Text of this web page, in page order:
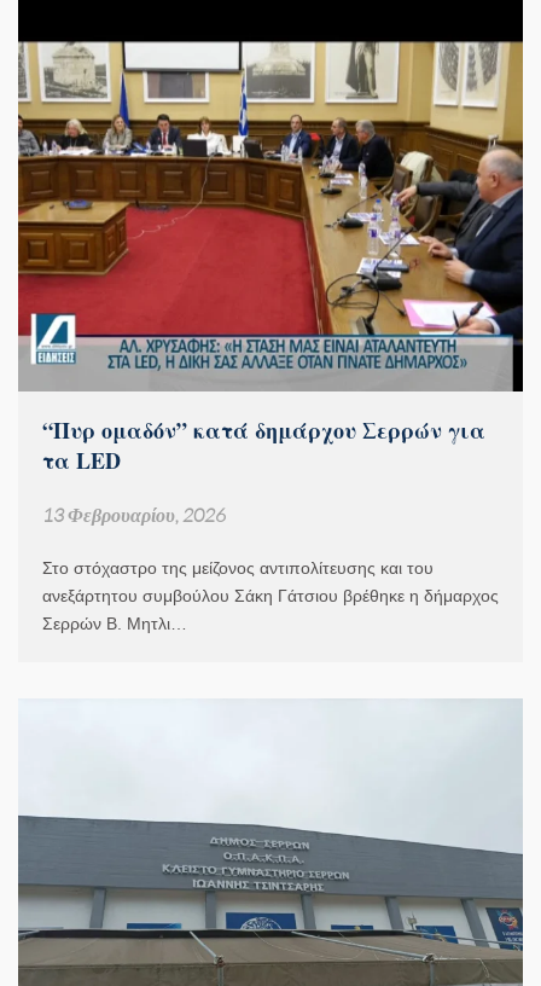
“Πυρ ομαδόν” κατά δημάρχου Σερρών για
τα LED
13 Φεβρουαρίου, 2026
Στο στόχαστρο της μείζονος αντιπολίτευσης και του
ανεξάρτητου συμβούλου Σάκη Γάτσιου βρέθηκε η δήμαρχος
Σερρών Β. Μητλι…